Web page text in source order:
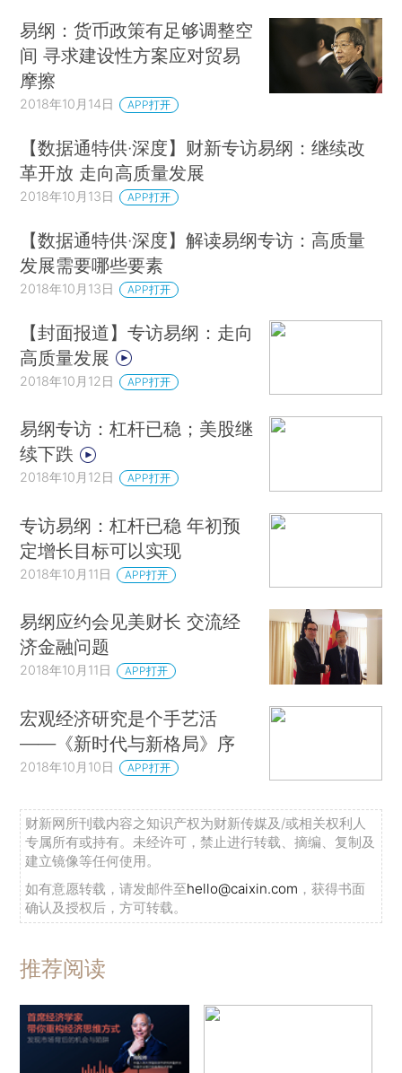
易纲：货币政策有足够调整空
间 寻求建设性方案应对贸易
摩擦
2018年10月14日 APP打开
【数据通特供·深度】财新专访易纲：继续改
革开放 走向高质量发展
2018年10月13日 APP打开
【数据通特供·深度】解读易纲专访：高质量
发展需要哪些要素
2018年10月13日 APP打开
【封面报道】专访易纲：走向
高质量发展
2018年10月12日 APP打开
易纲专访：杠杆已稳；美股继
续下跌
2018年10月12日 APP打开
专访易纲：杠杆已稳 年初预
定增长目标可以实现
2018年10月11日 APP打开
易纲应约会见美财长 交流经
济金融问题
2018年10月11日 APP打开
宏观经济研究是个手艺活
——《新时代与新格局》序
2018年10月10日 APP打开
财新网所刊载内容之知识产权为财新传媒及/或相关权利人
专属所有或持有。未经许可，禁止进行转载、摘编、复制及
建立镜像等任何使用。
如有意愿转载，请发邮件至hello@caixin.com ，获得书面
确认及授权后，方可转载。
推荐阅读